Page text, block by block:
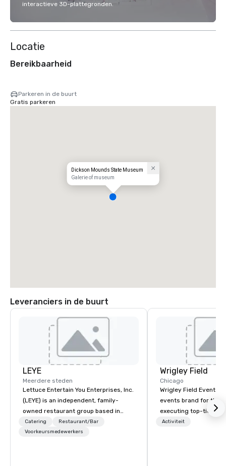
interactieve 3D-plattegronden.
Locatie
Bereikbaarheid
Parkeren in de buurt
Gratis parkeren
Dickson Mounds State Museum
Galerie of museum
Leveranciers in de buurt
LEYE
Meerdere steden
Lettuce Entertain You Enterprises, Inc.
(LEYE) is an independent, family-
owned restaurant group based in
Chicago that owns, manages and
licenses more than 130
Catering
Restaurant/Bar
Voorkeursmedewerkers
Wrigley Field
Chicago
Wrigley Field Events
events brand for the
executing top-tier
unique spaces
Activiteit